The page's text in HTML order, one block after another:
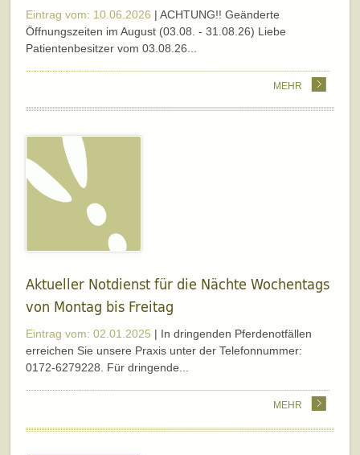
Eintrag vom: 10.06.2026 | ACHTUNG!! Geänderte
Öffnungszeiten im August (03.08. - 31.08.26) Liebe
Patientenbesitzer vom 03.08.26...
MEHR
Aktueller Notdienst für die Nächte Wochentags
von Montag bis Freitag
Eintrag vom: 02.01.2025 | In dringenden Pferdenotfällen
erreichen Sie unsere Praxis unter der Telefonnummer:
0172-6279228. Für dringende...
MEHR